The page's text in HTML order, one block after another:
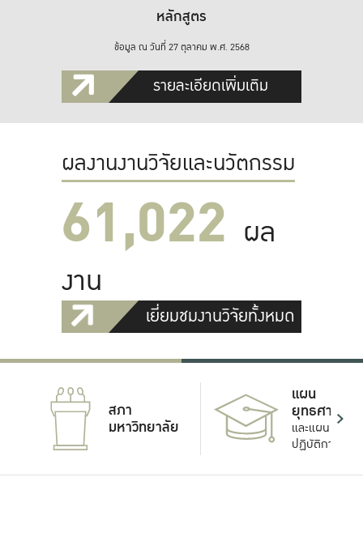
หลักสูตร
ข้อมูล ณ วันที่ 27 ตุลาคม พ.ศ. 2568
รายละเอียดเพิ่มเติม
ผลงานงานวิจัยและนวัตกรรม
61,022 ผล
งาน
เยี่ยมชมงานวิจัยทั้งหมด
สภา
มหาวิทยาลัย
แผน
ยุทธศาสตร์
และแผน
ปฏิบัติการ